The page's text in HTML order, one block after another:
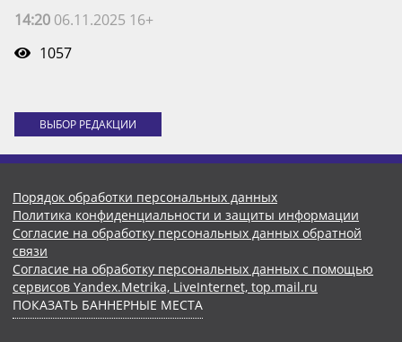
14:20 06.11.2025 16+
1057
ВЫБОР РЕДАКЦИИ
Порядок обработки персональных данных
Политика конфиденциальности и защиты информации
Согласие на обработку персональных данных обратной
связи
Согласие на обработку персональных данных с помощью
сервисов Yandex.Metrika, LiveInternet, top.mail.ru
ПОКАЗАТЬ БАННЕРНЫЕ МЕСТА